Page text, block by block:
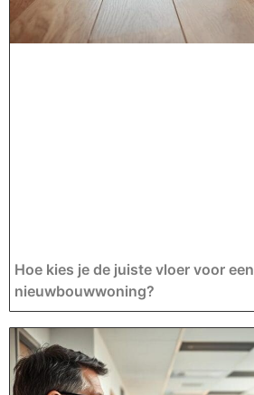
Hoe kies je de juiste vloer voor een
nieuwbouwwoning?